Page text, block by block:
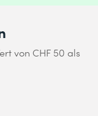
von CHF 50 als